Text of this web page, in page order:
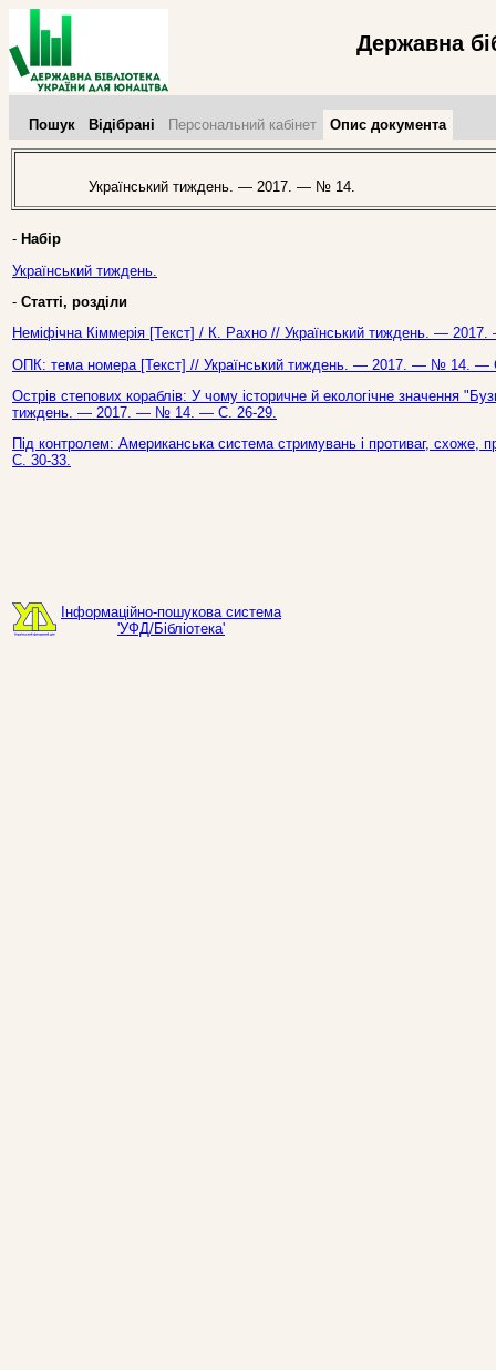
Державна
Пошук Відібрані Персональний кабінет Опис документа
Український тиждень. — 2017. — № 14.
- Набір
Український тиждень.
- Статті, розділи
Неміфічна Кіммерія [Текст] / К. Рахно // Український тиждень. —
ОПК: тема номера [Текст] // Український тиждень. — 2017. — № 14. —
Острів степових кораблів: У чому історичне й екологічне значення
тиждень. — 2017. — № 14. — С. 26-29.
Під контролем: Американська система стримувань і противаг,
С. 30-33.
Інформаційно-пошукова система
'УФД/Бібліотека'